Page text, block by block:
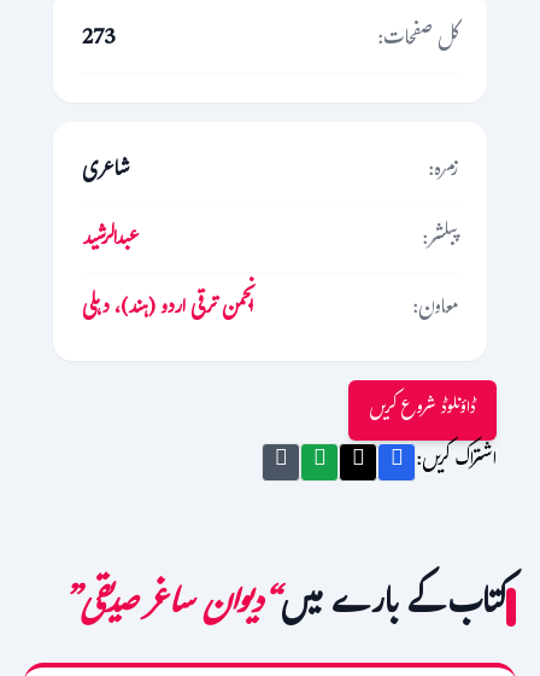
کل صفحات:
273
زمرہ:
شاعری
پبلشر:
عبدالرشید
معاون:
انجمن ترقی اردو (ہند)، دہلی
ڈاؤنلوڈ شروع کریں
اشتراک کریں:
کتاب کے بارے میں“دیوان ساغر صدیقی”